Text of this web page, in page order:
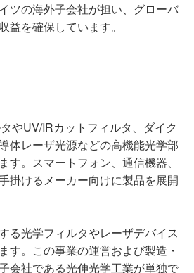
ツの海外子会社が担い、グローバ
益を確保しています。
やUV/IRカットフィルタ、ダイク
体レーザ光源などの高機能光学部
す。スマートフォン、通信機器、
掛けるメーカー向けに製品を展開
る光学フィルタやレーザデバイス
す。この事業の運営および製造・
会社である光伸光学工業が単独で